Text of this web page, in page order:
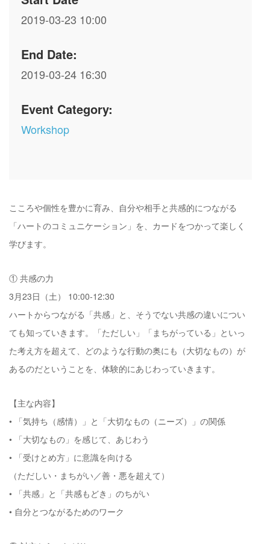
2019-03-23 10:00
End Date:
2019-03-24 16:30
Event Category:
Workshop
こころや個性を豊かに育み、自分や相手と共感的につながる
「ハートのコミュニケーション」を、カードをつかって楽しく
学びます。
① 共感の力
3月23日（土） 10:00-12:30
ハートからつながる「共感」と、そうでない共感の違いについ
ても知っていきます。「ただしい」「まちがっている」といっ
た考え方を超えて、どのような行動の奥にも（大切なもの）が
あるのだということを、体験的にあじわっていきます。
【主な内容】
• 「気持ち（感情）」と「大切なもの（ニーズ）」の関係
• 「大切なもの」を感じて、あじわう
• 「受けとめ方」に意識を向ける
（ただしい・まちがい／善・悪を超えて）
• 「共感」と「共感もどき」のちがい
• 自分とつながるためのワーク